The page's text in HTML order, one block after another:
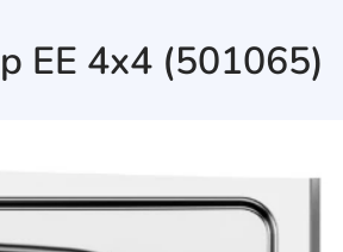
EE 4x4 (501065)